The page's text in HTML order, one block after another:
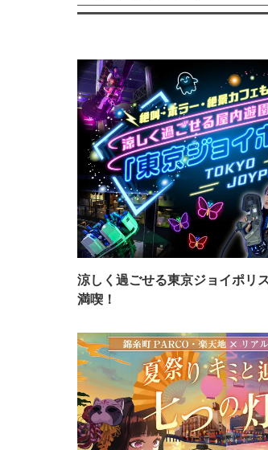
涼しく過ごせる東京ジョイポリ
満喫！